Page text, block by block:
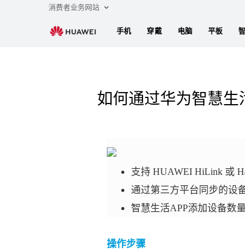
消费者业务网站
手机 穿戴 电脑 平板
如何通过华为智慧
支持 HUAWEI HiLink 或
通过第三方平台同步的设
智慧生活APP添加设备数量
操作步骤